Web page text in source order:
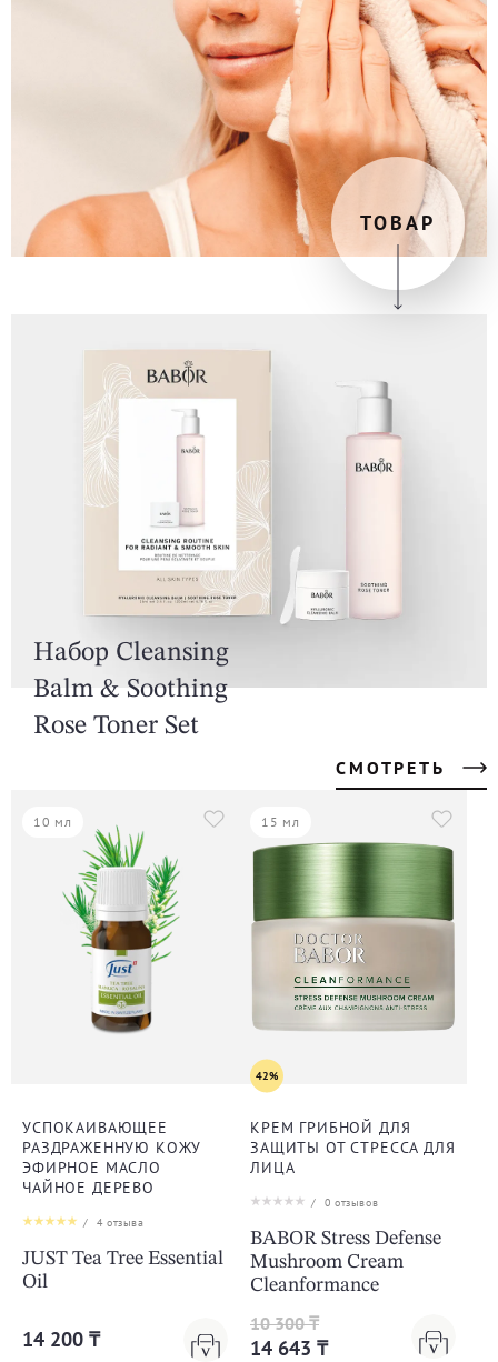
ТОВАР
Набор Cleansing
Balm & Soothing
Rose Toner Set
СМОТРЕТЬ
10 мл
УСПОКАИВАЮЩЕЕ
РАЗДРАЖЕННУЮ КОЖУ
ЭФИРНОЕ МАСЛО
ЧАЙНОЕ ДЕРЕВО
/ 4отзыва
JUST Tea Tree Essential
Oil
14 200 ₸
15 мл
42%
КРЕМ ГРИБНОЙ ДЛЯ
ЗАЩИТЫ ОТ СТРЕССА ДЛЯ
ЛИЦА
/ 0 отзывов
BABOR Stress Defense
Mushroom Cream
Cleanformance
10 300 ₸
14 643 ₸